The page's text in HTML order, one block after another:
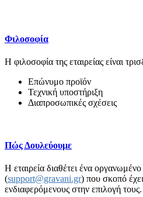
Φιλοσοφία
Η φιλοσοφία της εταιρείας είναι
Επώνυμο προϊόν
Τεχνική υποστήριξη
Διαπροσωπικές σχέσεις
Πώς Δουλεύουμε
Η εταιρεία διαθέτει ένα
(support@gravani.gr) που σκοπό
ενδιαφερόμενους στην επιλογή τους.